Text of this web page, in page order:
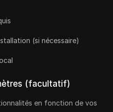
(si nécessaire)
(facultatif)
en fonction de vos